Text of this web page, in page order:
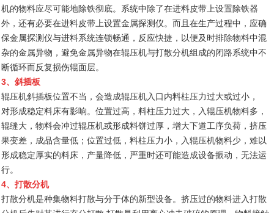
机的物料应尽可能地除铁彻底。系统中除了在进料皮带上设置除铁器
外，还有必要在进料皮带上设置金属探测仪。而且在生产过程中，应确
保金属探测仪与进料系统连锁畅通，反应快捷，以便及时排除物料中混
杂的金属异物，避免金属异物在辊压机与打散分机组成的闭路系统中不
断循环而反复损伤辊面层。
3、斜插板
辊压机斜插板位置不当，会造成辊压机入口内料柱压力过大或过小，
对形成稳定料床有影响。位置过高，料柱压力过大，入辊压机物料多，
辊缝大，物料会冲过辊压机或形成料饼过厚，增大下道工序负荷，挤压
果变差，成品含量低；位置过低，料柱压力小，入辊压机物料少，难以
形成稳定厚实的料床，产量降低，严重时还可能造成设备振动，无法运
行。
4、打散分机
打散分机是种集物料打散与分于体的新型设备。挤压过的物料进入打散